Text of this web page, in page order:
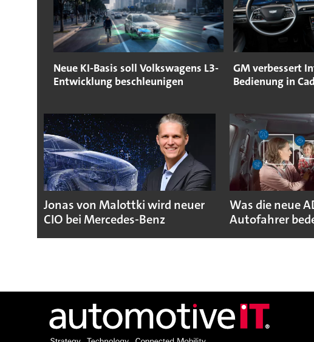
Neue KI-Basis soll Volkswagens L3-
Entwicklung beschleunigen
GM verbessert
Bedienung in
Jonas von Malottki wird neuer
CIO bei Mercedes-Benz
Was die neue
Autofahrer